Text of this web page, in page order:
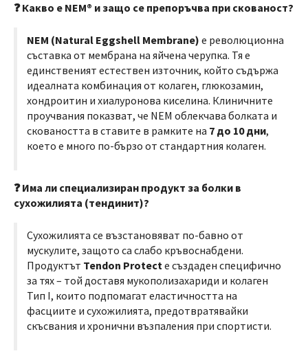
❓ Какво е NEM® и защо се препоръчва при скованост?
NEM (Natural Eggshell Membrane) е революционна
съставка от мембрана на яйчена черупка. Тя е
единственият естествен източник, който съдържа
идеалната комбинация от колаген, глюкозамин,
хондроитин и хиалуронова киселина. Клиничните
проучвания показват, че NEM облекчава болката и
сковаността в ставите в рамките на 7 до 10 дни,
което е много по-бързо от стандартния колаген.
❓ Има ли специализиран продукт за болки в
сухожилията (тендинит)?
Сухожилията се възстановяват по-бавно от
мускулите, защото са слабо кръвоснабдени.
Продуктът Tendon Protectе създаден специфично
за тях – той доставя мукополизахариди и колаген
Тип I, които подпомагат еластичността на
фасциите и сухожилията, предотвратявайки
скъсвания и хронични възпаления при спортисти.